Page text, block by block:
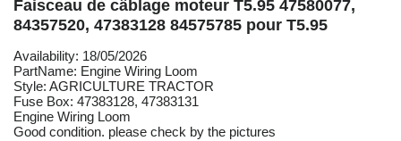
Faisceau de câblage moteur T5.95 47580077,
84357520, 47383128 84575785 pour T5.95
Availability: 18/05/2026
PartName: Engine Wiring Loom
Style: AGRICULTURE TRACTOR
Fuse Box: 47383128, 47383131
Engine Wiring Loom
Good condition. please check by the pictures